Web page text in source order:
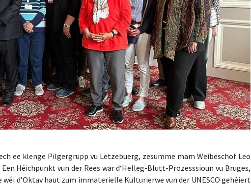
ee klenge Pilgergrupp vu Lëtzebuerg, zesumme mam Weibëschof Leo
Héichpunkt vun der Rees war d‘Helleg-Blutt-Prozesssioun vu Bruges,
d’Oktav haut zum immaterielle Kulturierwe vun der UNESCO gehéiert